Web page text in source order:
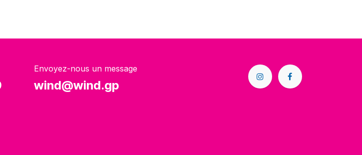
Envoyez-nous un message
wind@wind.gp